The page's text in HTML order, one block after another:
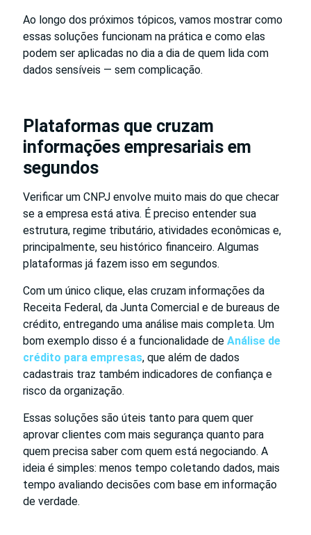
Ao longo dos próximos tópicos, vamos mostrar como
essas soluções funcionam na prática e como elas
podem ser aplicadas no dia a dia de quem lida com
dados sensíveis — sem complicação.
Plataformas que cruzam
informações empresariais em
segundos
Verificar um CNPJ envolve muito mais do que checar
se a empresa está ativa. É preciso entender sua
estrutura, regime tributário, atividades econômicas e,
principalmente, seu histórico financeiro. Algumas
plataformas já fazem isso em segundos.
Com um único clique, elas cruzam informações da
Receita Federal, da Junta Comercial e de bureaus de
crédito, entregando uma análise mais completa. Um
bom exemplo disso é a funcionalidade de Análise de
crédito para empresas, que além de dados
cadastrais traz também indicadores de confiança e
risco da organização.
Essas soluções são úteis tanto para quem quer
aprovar clientes com mais segurança quanto para
quem precisa saber com quem está negociando. A
ideia é simples: menos tempo coletando dados, mais
tempo avaliando decisões com base em informação
de verdade.